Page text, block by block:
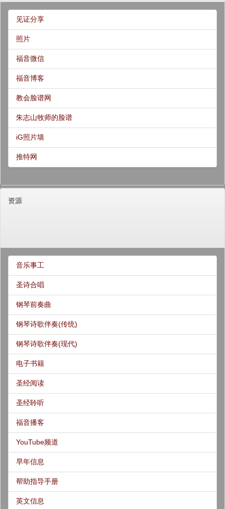
见证分享
照片
福音微信
福音博客
教会脸谱网
朱志山牧师的脸谱
iG照片墙
推特网
资源
音乐事工
圣诗合唱
钢琴前奏曲
钢琴诗歌伴奏(传统)
钢琴诗歌伴奏(现代)
电子书籍
圣经阅读
圣经聆听
福音播客
YouTube频道
早年信息
帮助指导手册
英文信息